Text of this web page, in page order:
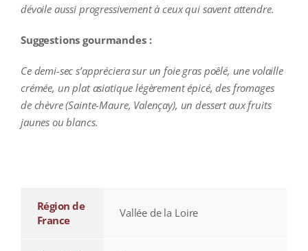
dévoile aussi progressivement à ceux qui savent attendre.
Suggestions gourmandes :
Ce demi-sec s’appréciera sur un foie gras poêlé, une volaille
crémée, un plat asiatique légèrement épicé, des fromages
de chèvre (Sainte-Maure, Valençay), un dessert aux fruits
jaunes ou blancs.
Région de
France
Vallée de la Loire